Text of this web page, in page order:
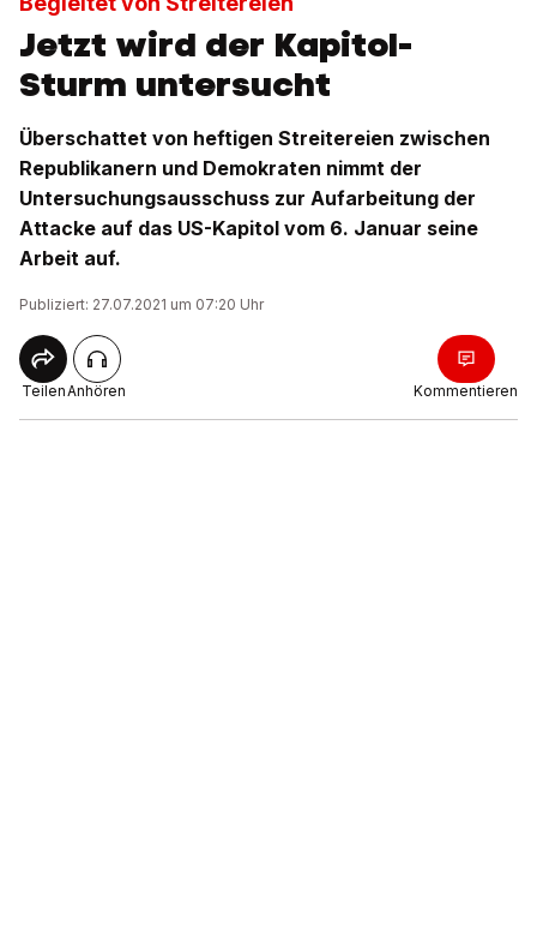
Jetzt wird der Kapitol-
Sturm untersucht
Überschattet von heftigen Streitereien zwischen
Republikanern und Demokraten nimmt der
Untersuchungsausschuss zur Aufarbeitung der
Attacke auf das US-Kapitol vom 6. Januar seine
Arbeit auf.
Publiziert: 27.07.2021 um 07:20 Uhr
TeilenAnhören Kommentieren